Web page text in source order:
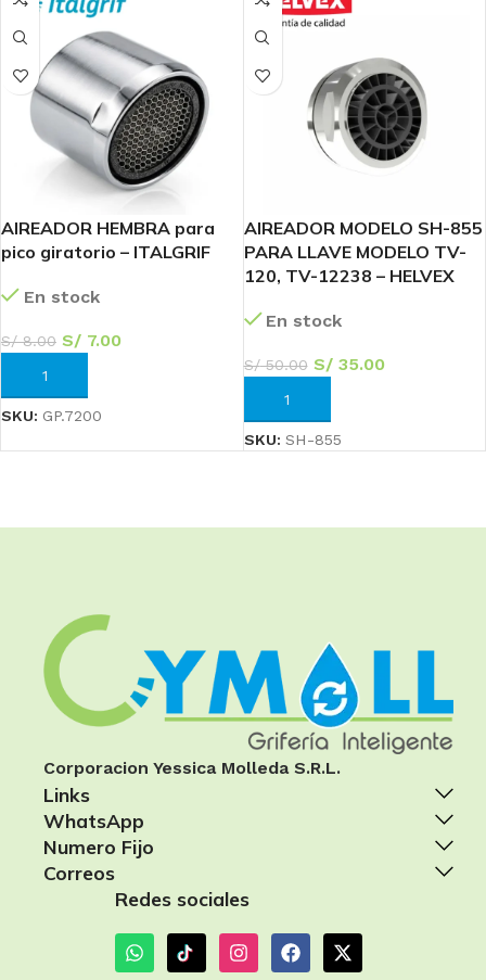
AIREADOR HEMBRA para
pico giratorio – ITALGRIF
En stock
S/8.00 S/ 7.00
AÑADIR AL CARRITO
SKU: GP.7200
AIREADOR MODELO SH-855
PARA LLAVE MODELO TV-
120, TV-12238 – HELVEX
En stock
S/50.00 S/35.00
AÑADIR AL CARRITO
SKU: SH-855
Corporacion Yessica Molleda S.R.L.
Links
WhatsApp
Numero Fijo
Correos
Redes sociales